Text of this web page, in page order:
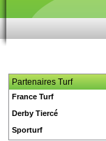
Partenaires Turf
France Turf
Derby Tiercé
Sporturf